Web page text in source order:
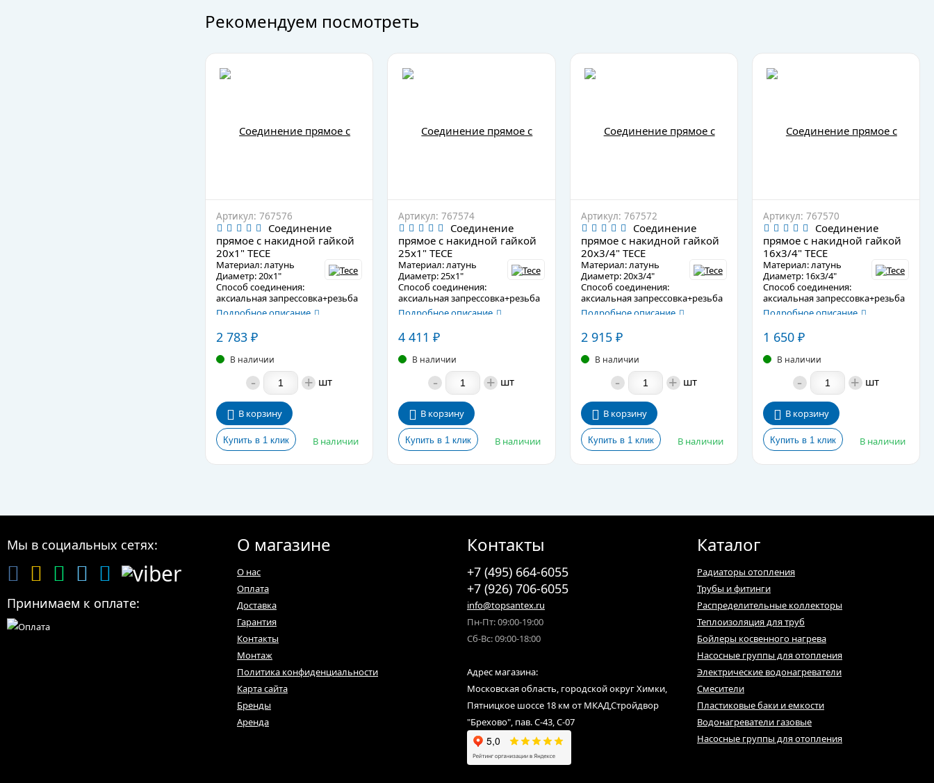
Рекомендуем посмотреть
Артикул: 767576
Соединение
прямое с накидной гайкой
20х1" TECE
Материал: латунь
Диаметр: 20х1"
Способ соединения:
аксиальная запрессовка+резьба
Подробное описание
2 783 ₽
В наличии
- + шт
В корзину
В наличии
Артикул: 767574
Соединение
прямое с накидной гайкой
25х1" TECE
Материал: латунь
Диаметр: 25х1"
Способ соединения:
аксиальная запрессовка+резьба
Подробное описание
4 411₽
В наличии
- + шт
В корзину
В наличии
Артикул: 767572
Соединение
прямое с накидной гайкой
20х3/4" TECE
Материал: латунь
Диаметр: 20х3/4"
Способ соединения:
аксиальная запрессовка+резьба
Подробное описание
2 915 ₽
В наличии
- + шт
В корзину
В наличии
Артикул: 767570
Соединение
прямое с накидной гайкой
16х3/4" TECE
Материал: латунь
Диаметр: 16х3/4"
Способ соединения:
аксиальная запрессовка+резьба
Подробное описание
1 650 ₽
В наличии
- + шт
В корзину
В наличии
Мы в социальных сетях:
Принимаем к оплате:
О магазине
О нас
Оплата
Доставка
Гарантия
Контакты
Монтаж
Политика конфиденциальности
Карта сайта
Бренды
Аренда
Контакты
+7 (495) 664-6055
+7 (926) 706-6055
info@topsantex.ru
Пн-Пт: 09:00-19:00
Сб-Вс: 09:00-18:00
Адрес магазина:
Московская область, городской округ Химки,
Пятницкое шоссе 18 км от МКАД,Стройдвор
"Брехово", пав. С-43, С-07
Каталог
Радиаторы отопления
Трубы и фитинги
Распределительные коллекторы
Теплоизоляция для труб
Бойлеры косвенного нагрева
Насосные группы для отопления
Электрические водонагреватели
Смесители
Пластиковые баки и емкости
Водонагреватели газовые
Насосные группы для отопления